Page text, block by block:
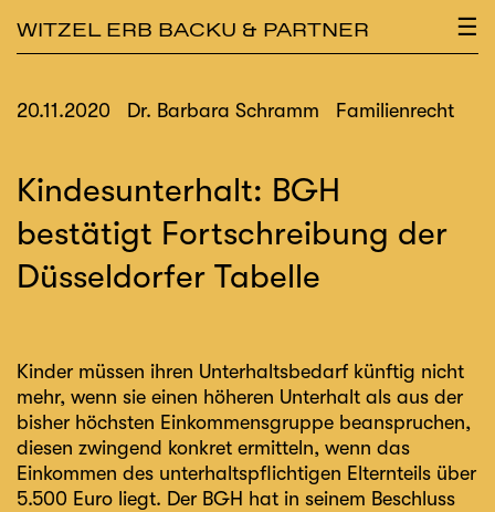
WITZEL ERB BACKU & PARTNER ☰
×
20.11.2020 Dr. Barbara Schramm Familienrecht
Kindesunterhalt: BGH
bestätigt Fortschreibung der
Düsseldorfer Tabelle
Kinder müssen ihren Unterhaltsbedarf künftig nicht
mehr, wenn sie einen höheren Unterhalt als aus der
bisher höchsten Einkommensgruppe beanspruchen,
diesen zwingend konkret ermitteln, wenn das
Einkommen des unterhaltspflichtigen Elternteils über
5.500 Euro liegt. Der BGH hat in seinem Beschluss